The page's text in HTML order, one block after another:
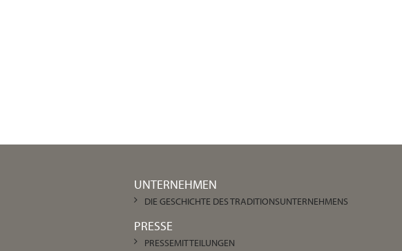
UNTERNEHMEN
DIE GESCHICHTE DES TRADITIONSUNTERNEHMENS
PRESSE
PRESSEMITTEILUNGEN